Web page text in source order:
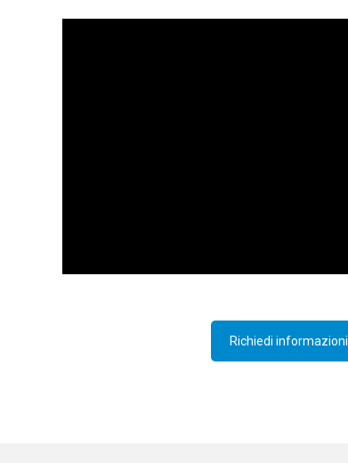
Richiedi informazioni